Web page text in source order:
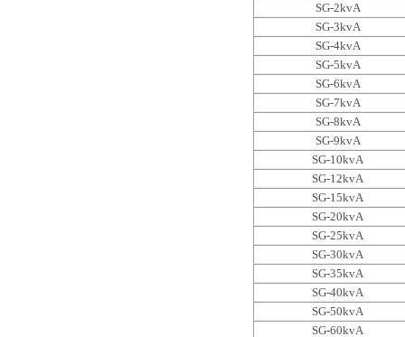
SG-2kvA
SG-3kvA
SG-4kvA
SG-5kvA
SG-6kvA
SG-7kvA
SG-8kvA
SG-9kvA
SG-10kvA
SG-12kvA
SG-15kvA
SG-20kvA
SG-25kvA
SG-30kvA
SG-35kvA
SG-40kvA
SG-50kvA
SG-60kvA